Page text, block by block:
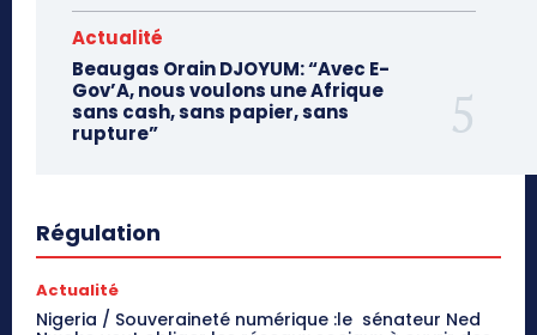
Actualité
Beaugas Orain DJOYUM: “Avec E-
Gov’A, nous voulons une Afrique
sans cash, sans papier, sans
rupture”
Régulation
Actualité
Nigeria / Souveraineté numérique :le sénateur Ned